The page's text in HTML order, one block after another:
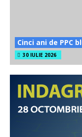
Cinci ani de PPC
30 IULIE 2026